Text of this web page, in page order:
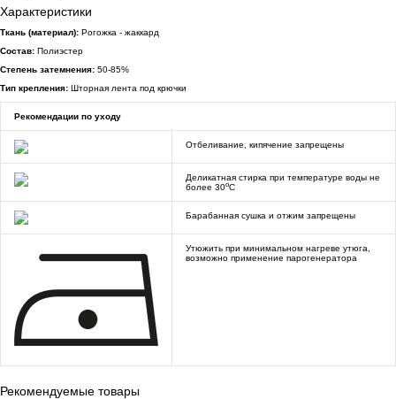
Характеристики
Ткань (материал): Рогожка - жаккард
Состав: Полиэстер
Степень затемнения: 50-85%
Тип крепления: Шторная лента под крючки
Рекомендации по уходу
Отбеливание, кипячение запрещены
Деликатная стирка при температуре воды не
более 30oC
Барабанная сушка и отжим запрещены
Утюжить при минимальном нагреве утюга,
возможно применение парогенератора
Рекомендуемые товары